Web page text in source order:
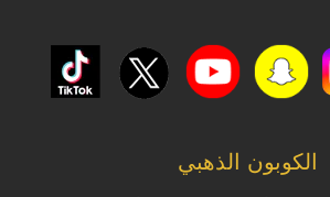
الكوبون الذهبي